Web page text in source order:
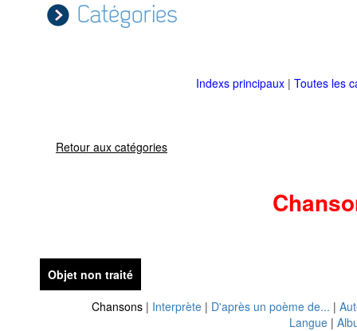
Catégories
Indexs principaux | Toutes les
Retour aux catégories
Objet non traité
Chansons | Interprète | D'après un poème de... |
Langue |